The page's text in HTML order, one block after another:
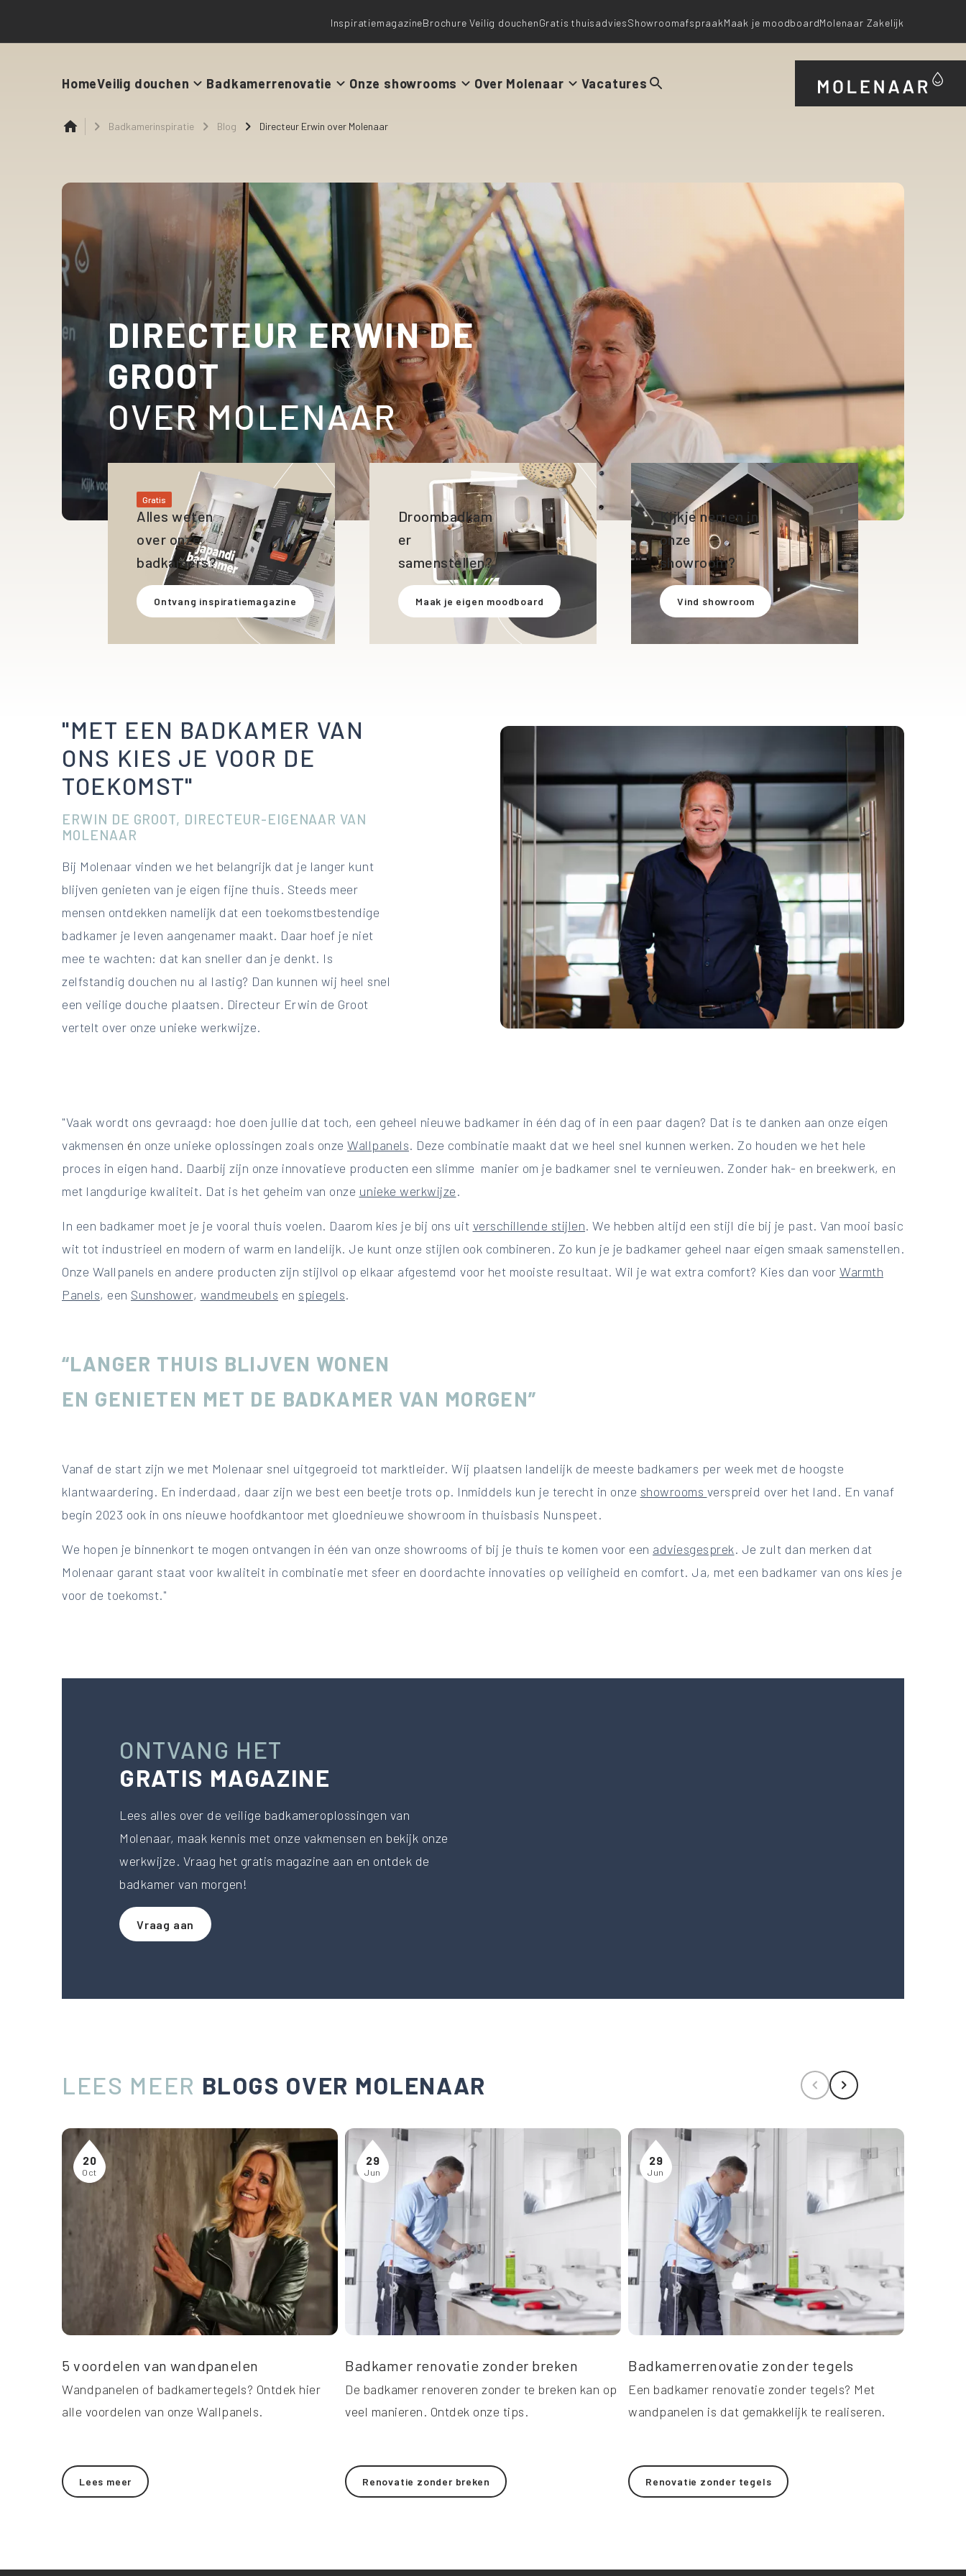
InspiratiemagazineBrochure Veilig douchenGratis thuisadviesShowroomafspraakMaak je moodboardMolenaar Zakelijk
HomeVeilig douchen Badkamerrenovatie Onze showrooms Over Molenaar Vacatures
Badkamerinspiratie Blog Directeur Erwin over Molenaar
DIRECTEUR ERWIN DE
GROOT
OVER MOLENAAR
Gratis
Alles weten
over onze
badkamers?
Ontvang inspiratiemagazine
Droombadkam
er
samenstellen?
Maak je eigen moodboard
Kijkje nemen in
onze
showroom?
Vind showroom
"MET EEN BADKAMER VAN
ONS KIES JE VOOR DE
TOEKOMST"
ERWIN DE GROOT, DIRECTEUR-EIGENAAR VAN
MOLENAAR
Bij Molenaar vinden we het belangrijk dat je langer kunt
blijven genieten van je eigen fijne thuis. Steeds meer
mensen ontdekken namelijk dat een toekomstbestendige
badkamer je leven aangenamer maakt. Daar hoef je niet
mee te wachten: dat kan sneller dan je denkt. Is
zelfstandig douchen nu al lastig? Dan kunnen wij heel snel
een veilige douche plaatsen. Directeur Erwin de Groot
vertelt over onze unieke werkwijze.
"Vaak wordt ons gevraagd: hoe doen jullie dat toch, een geheel nieuwe badkamer in één dag of in een paar dagen? Dat is te danken aan onze eigen
vakmensen én onze unieke oplossingen zoals onze Wallpanels. Deze combinatie maakt dat we heel snel kunnen werken. Zo houden we het hele
proces in eigen hand. Daarbij zijn onze innovatieve producten een slimme manier om je badkamer snel te vernieuwen. Zonder hak- en breekwerk, en
met langdurige kwaliteit. Dat is het geheim van onze unieke werkwijze.
In een badkamer moet je je vooral thuis voelen. Daarom kies je bij ons uit verschillende stijlen. We hebben altijd een stijl die bij je past. Van mooi basic
wit tot industrieel en modern of warm en landelijk. Je kunt onze stijlen ook combineren. Zo kun je je badkamer geheel naar eigen smaak samenstellen.
Onze Wallpanels en andere producten zijn stijlvol op elkaar afgestemd voor het mooiste resultaat. Wil je wat extra comfort? Kies dan voor Warmth
Panels, een Sunshower, wandmeubels en spiegels.
“LANGER THUIS BLIJVEN WONEN
EN GENIETEN MET DE BADKAMER VAN MORGEN”
Vanaf de start zijn we met Molenaar snel uitgegroeid tot marktleider. Wij plaatsen landelijk de meeste badkamers per week met de hoogste
klantwaardering. En inderdaad, daar zijn we best een beetje trots op. Inmiddels kun je terecht in onze showrooms verspreid over het land. En vanaf
begin 2023 ook in ons nieuwe hoofdkantoor met gloednieuwe showroom in thuisbasis Nunspeet.
We hopen je binnenkort te mogen ontvangen in één van onze showrooms of bij je thuis te komen voor een adviesgesprek. Je zult dan merken dat
Molenaar garant staat voor kwaliteit in combinatie met sfeer en doordachte innovaties op veiligheid en comfort. Ja, met een badkamer van ons kies je
voor de toekomst."
ONTVANG HET
GRATIS MAGAZINE
Lees alles over de veilige badkameroplossingen van
Molenaar, maak kennis met onze vakmensen en bekijk onze
werkwijze. Vraag het gratis magazine aan en ontdek de
badkamer van morgen!
Vraag aan
LEES MEER BLOGS OVER MOLENAAR
20
Oct
5 voordelen van wandpanelen
Wandpanelen of badkamertegels? Ontdek hier
alle voordelen van onze Wallpanels.
Lees meer
29
Jun
Badkamer renovatie zonder breken
De badkamer renoveren zonder te breken kan op
veel manieren. Ontdek onze tips.
Renovatie zonder breken
29
Jun
Badkamerrenovatie zonder tegels
Een badkamer renovatie zonder tegels? Met
wandpanelen is dat gemakkelijk te realiseren.
Renovatie zonder tegels